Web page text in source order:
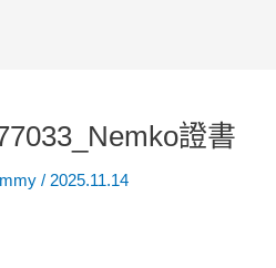
證書
/ 2025.11.14